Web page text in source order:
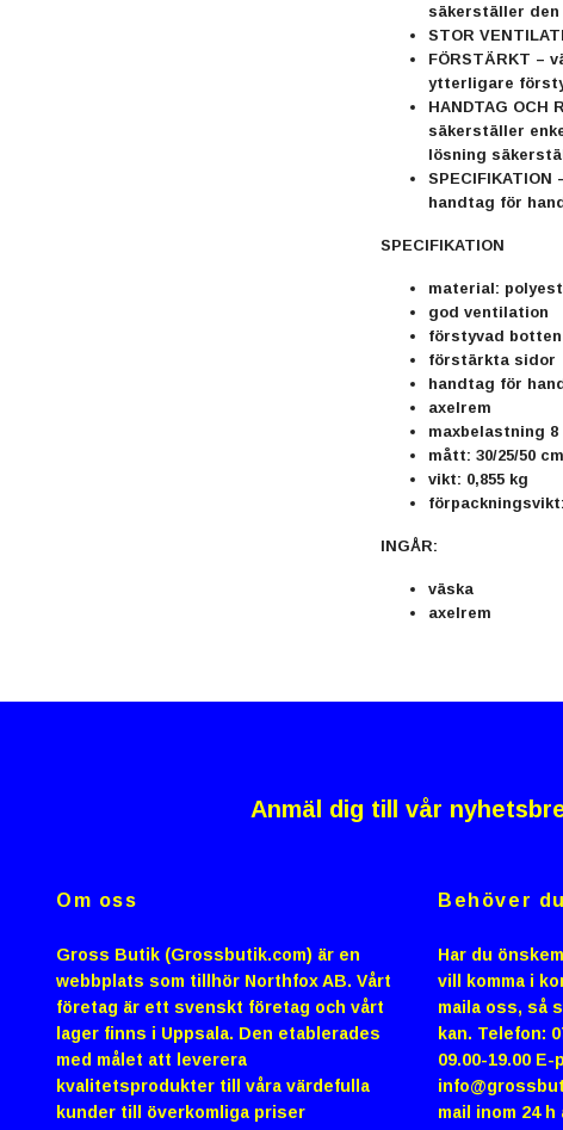
säkerställer
STOR
FÖRSTÄRKT –
ytterligare
HANDTAG
säkerställer
lösning
handtag för
SPECIFIKATION
material:
god ventilation
förstyvad botten
förstärkta sidor
handtag för
axelrem
maxbelastning 8
mått: 30/25/50 cm
vikt: 0,855 kg
förpackningsvikt:
INGÅR:
väska
axelrem
Anmäl dig till vår
Om oss
Gross Butik (Grossbutik.com) är en
webbplats som tillhör Northfox AB. Vårt
företag är ett svenskt företag och vårt
lager finns i Uppsala. Den etablerades
med målet att leverera
kvalitetsprodukter till våra värdefulla
kunder till överkomliga priser
Behöver
Har du
vill komma i
maila oss, så
kan. Telefon:
09.00-19.00
mail inom 24